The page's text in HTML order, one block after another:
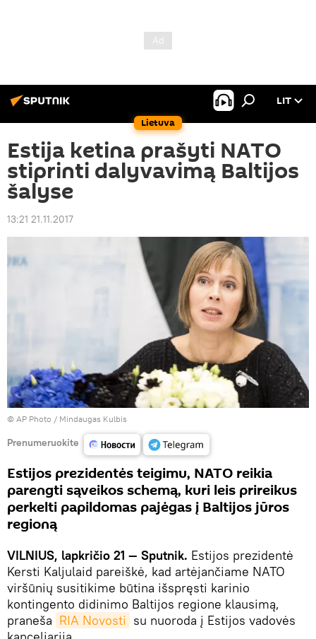
Lietuva
LIT
Estija ketina prašyti NATO
stiprinti dalyvavimą Baltijos
šalyse
13:21 21.11.2017
© AP Photo / Mindaugas Kulbis
Prenumeruokite
Estijos prezidentės teigimu, NATO reikia
parengti sąveikos schemą, kuri leis prireikus
perkelti papildomas pajėgas į Baltijos jūros
regioną
VILNIUS, lapkričio 21 — Sputnik. Estijos prezidentė
Kersti Kaljulaid pareiškė, kad artėjančiame NATO
viršūnių susitikime būtina išspręsti karinio
kontingento didinimo Baltijos regione klausimą,
praneša RIA Novosti su nuoroda į Estijos vadovės